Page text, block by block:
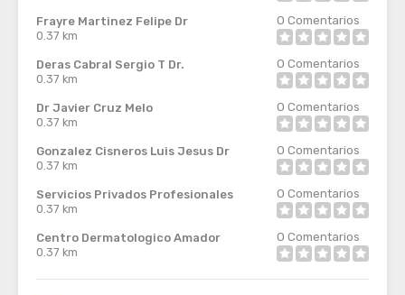
Frayre Martinez Felipe Dr
0.37 km
0 Comentarios
Deras Cabral Sergio T Dr.
0.37 km
0 Comentarios
Dr Javier Cruz Melo
0.37 km
0 Comentarios
Gonzalez Cisneros Luis Jesus Dr
0.37 km
0 Comentarios
Servicios Privados Profesionales
0.37 km
0 Comentarios
Centro Dermatologico Amador
0.37 km
0 Comentarios